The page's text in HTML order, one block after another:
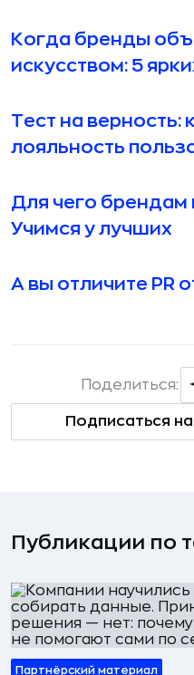
Когда бренды
искусством: 5
Тест на верность:
лояльность
Для чего брендам
Учимся у лучших
А вы отличите PR
Подписаться
Поделиться:
Публикации по
Партнёрский материал